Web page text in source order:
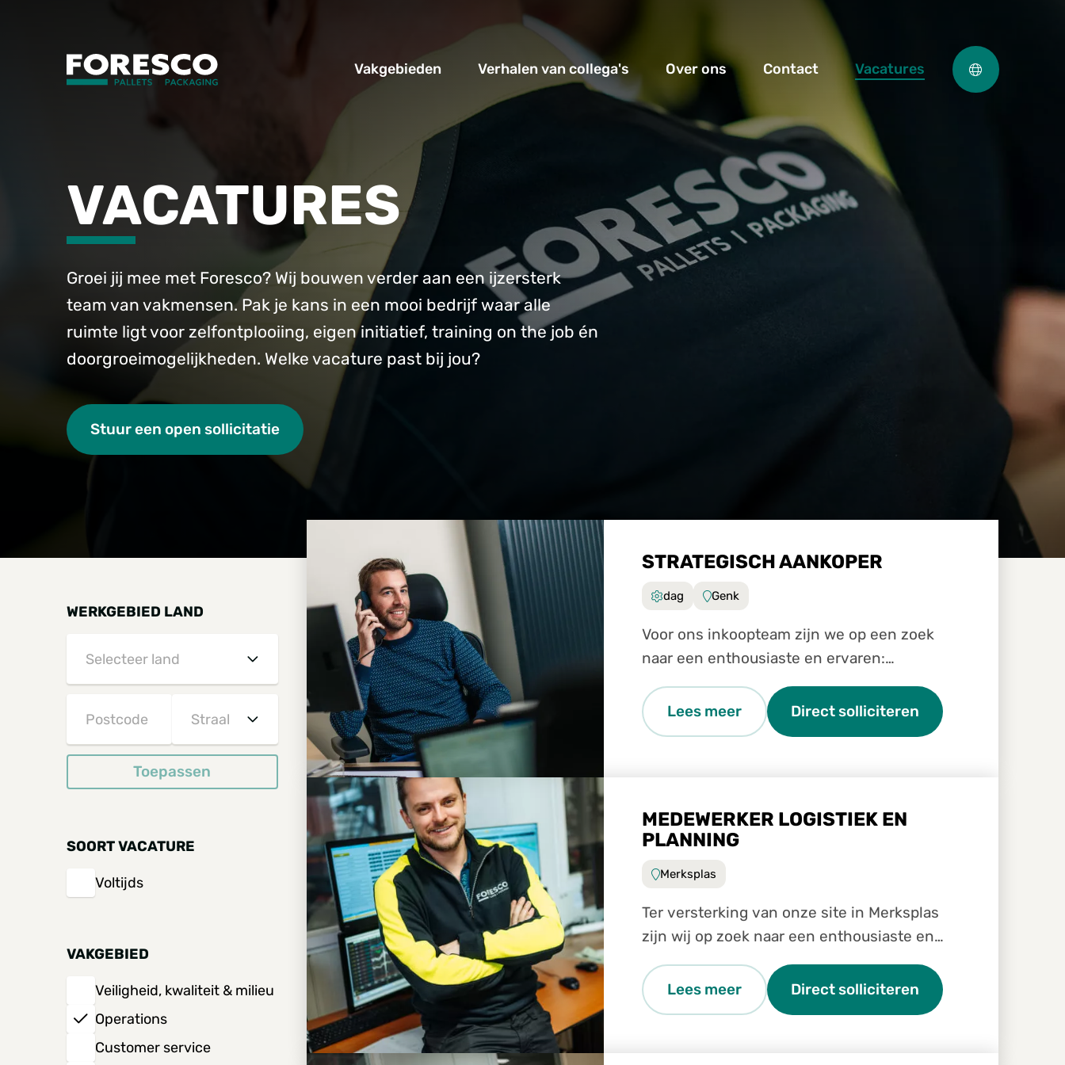
Vakgebieden Verhalen van collega's Over ons Contact Vacatures
VACATURES
Groei jij mee met Foresco? Wij bouwen verder aan een ijzersterk
team van vakmensen. Pak je kans in een mooi bedrijf waar alle
ruimte ligt voor zelfontplooiing, eigen initiatief, training on the job én
doorgroeimogelijkheden. Welke vacature past bij jou?
Stuur een open sollicitatie
WERKGEBIED LAND
België
Nederland
5 km
40 km
50 km
Toepassen
SOORT VACATURE
Voltijds
VAKGEBIED
Veiligheid, kwaliteit & milieu
Operations
Customer service
STRATEGISCH AANKOPER
dag Genk
Voor ons inkoopteam zijn we op een zoek
naar een enthousiaste en ervaren:
Strategisch inkoper
Lees meer
Direct solliciteren
MEDEWERKER LOGISTIEK EN
PLANNING
Merksplas
Ter versterking van onze site in Merksplas
zijn wij op zoek naar een enthousiaste en
ervaren: Medewerker logistiek en planning
Lees meer
Direct solliciteren